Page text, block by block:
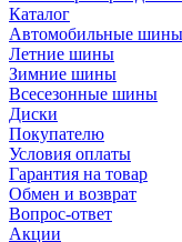
Каталог
Автомобильные шины
Летние шины
Зимние шины
Всесезонные шины
Диски
Покупателю
Условия оплаты
Гарантия на товар
Обмен и возврат
Вопрос-ответ
Акции